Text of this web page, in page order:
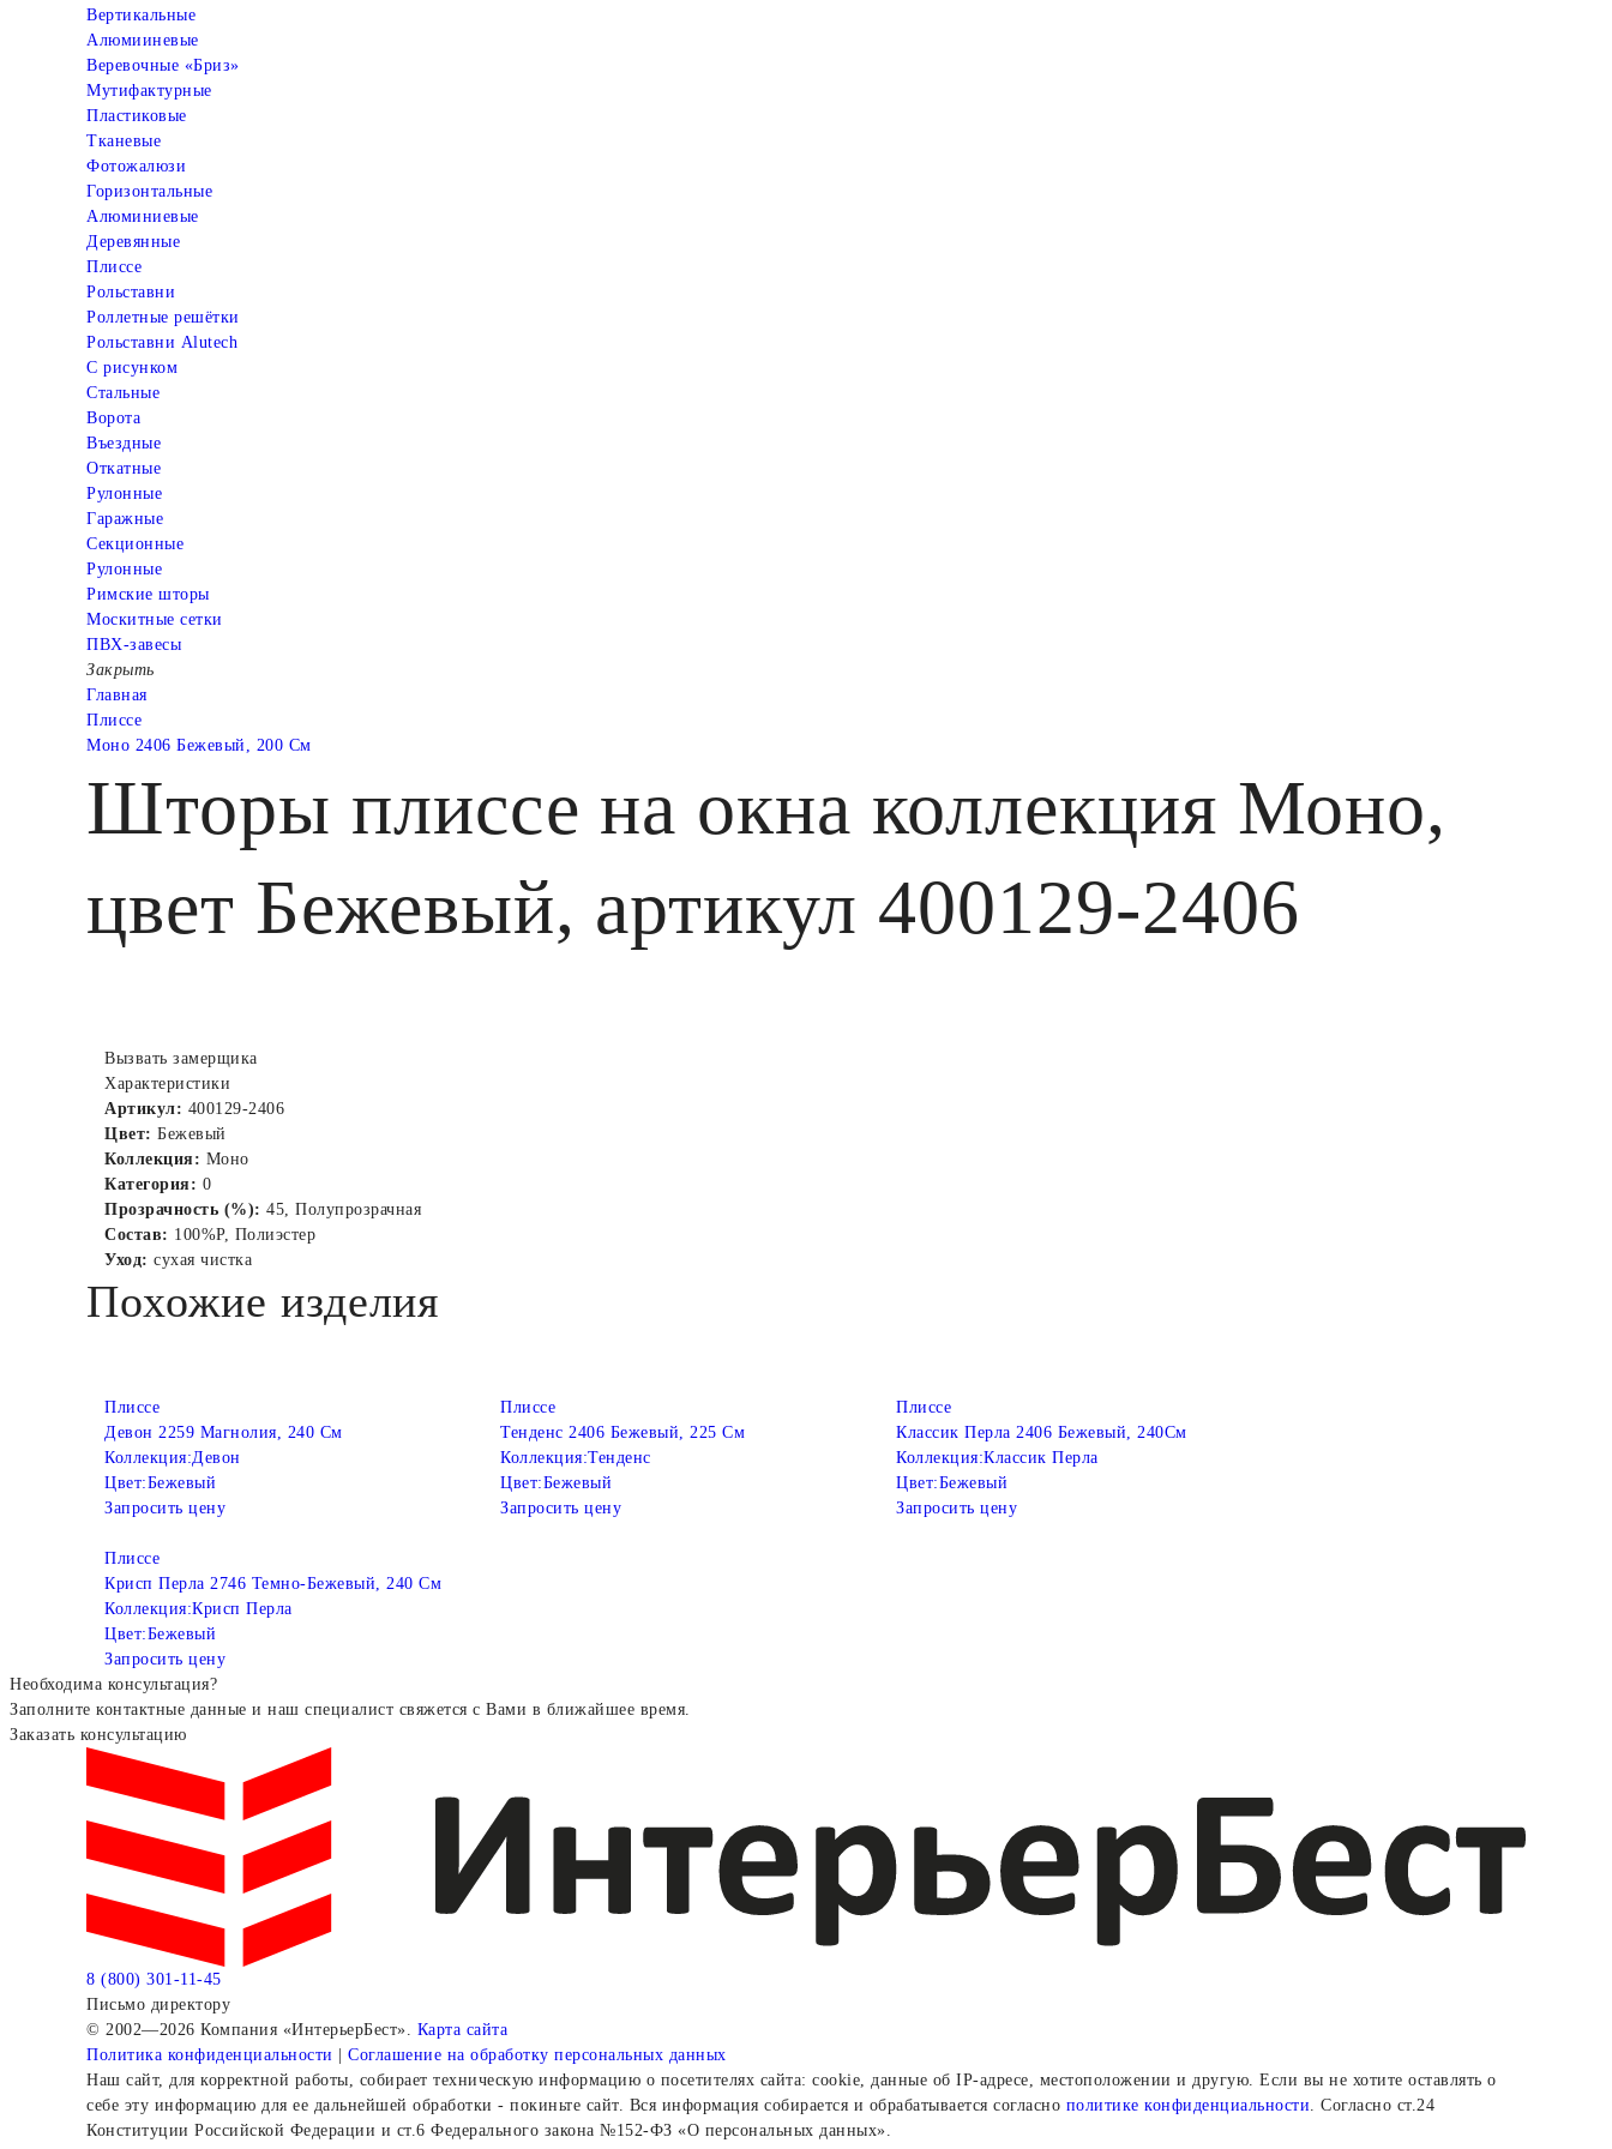
Вертикальные
Алюмииневые
Веревочные «Бриз»
Мутифактурные
Пластиковые
Тканевые
Фотожалюзи
Горизонтальные
Алюминиевые
Деревянные
Плиссе
Рольставни
Роллетные решётки
Рольставни Alutech
С рисунком
Стальные
Ворота
Въездные
Откатные
Рулонные
Гаражные
Cекционные
Рулонные
Римские шторы
Москитные сетки
ПВХ-завесы
Закрыть
Главная
Плиссе
Моно 2406 Бежевый, 200 См
Шторы плиссе на окна коллекция Моно,
цвет Бежевый, артикул 400129-2406
Вызвать замерщика
Характеристики
Артикул: 400129-2406
Цвет: Бежевый
Коллекция: Моно
Категория: 0
Прозрачность (%): 45, Полупрозрачная
Состав: 100%P, Полиэстер
Уход: сухая чистка
Похожие изделия
Плиссе
Девон 2259 Магнолия, 240 См
Коллекция:Девон
Цвет:Бежевый
Запросить цену
Плиссе
Тенденс 2406 Бежевый, 225 См
Коллекция:Тенденс
Цвет:Бежевый
Запросить цену
Плиссе
Классик Перла 2406 Бежевый, 240См
Коллекция:Классик Перла
Цвет:Бежевый
Запросить цену
Плиссе
Крисп Перла 2746 Темно-Бежевый, 240 См
Коллекция:Крисп Перла
Цвет:Бежевый
Запросить цену
Необходима консультация?
Заполните контактные данные и наш специалист свяжется с Вами в ближайшее время.
Заказать консультацию
8 (800) 301-11-45
Письмо директору
© 2002—2026 Компания «ИнтерьерБест». Карта сайта
Политика конфиденциальности | Соглашение на обработку персональных данных
Наш сайт, для корректной работы, собирает техническую информацию о посетителях сайта: cookie, данные об IP-адресе, местоположении и другую. Если вы не хотите оставлять о
себе эту информацию для ее дальнейшей обработки - покиньте сайт. Вся информация собирается и обрабатывается согласно политике конфиденциальности . Согласно ст.24
Конституции Российской Федерации и ст.6 Федерального закона №152-ФЗ «О персональных данных».